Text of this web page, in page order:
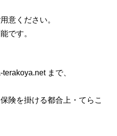
意ください。
です。
まで、
険を掛ける都合上・てらこ